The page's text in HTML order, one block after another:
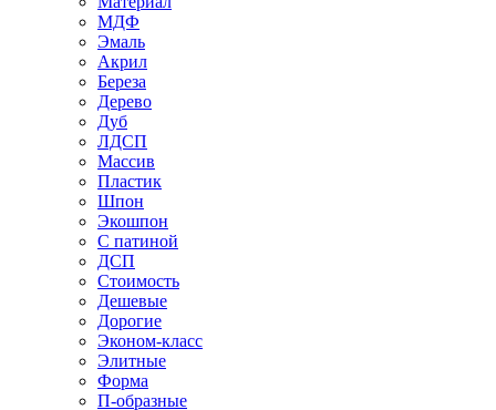
МДФ
Эмаль
Акрил
Береза
Дерево
Дуб
ЛДСП
Массив
Пластик
Шпон
Экошпон
С патиной
ДСП
Стоимость
Дешевые
Дорогие
Эконом-класс
Элитные
Форма
П-образные